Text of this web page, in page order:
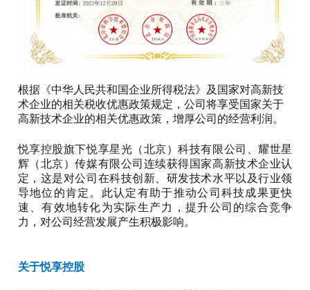
根据《中华人民共和国企业所得税法》及国家对高新技
术企业的相关税收优惠政策规定，公司将享受国家关于
高新技术企业的相关优惠政策，增厚公司的经营利润。
悦享控股旗下悦享星光（北京）科技有限公司、耀世星
辉（北京）传媒有限公司连续获得国家高新技术企业认
定，这是对公司在科技创新、研发技术水平以及行业领
导地位的肯定。此认定有助于推动公司科技成果更快
速、有效地转化为实际生产力，提升公司的综合竞争
力，对公司经营发展产生积极影响。
关于悦享控股